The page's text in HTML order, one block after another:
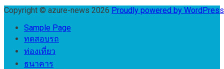
Copyright © azure-news 2026 Proudly powered by
Sample Page
ทดสอบรถ
ท่องเที่ยว
ธนาคาร